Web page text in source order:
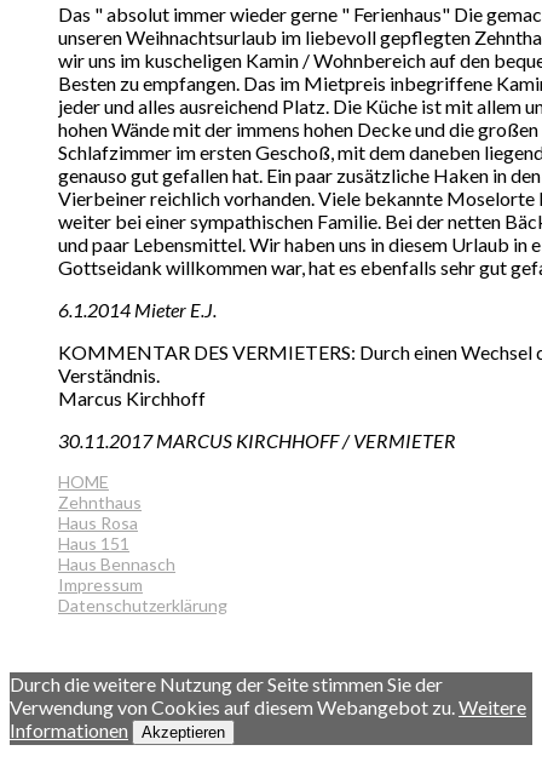
Das " absolut immer wieder gerne " Ferienhaus" Die
unseren Weihnachtsurlaub im liebevoll gepflegten
wir uns im kuscheligen Kamin / Wohnbereich auf den
Besten zu empfangen. Das im Mietpreis inbegriffene
jeder und alles ausreichend Platz. Die Küche ist mit
hohen Wände mit der immens hohen Decke und die
Schlafzimmer im ersten Geschoß, mit dem daneben
genauso gut gefallen hat. Ein paar zusätzliche Haken in
Vierbeiner reichlich vorhanden. Viele bekannte
weiter bei einer sympathischen Familie. Bei der netten
und paar Lebensmittel. Wir haben uns in diesem Urlaub
Gottseidank willkommen war, hat es ebenfalls sehr gut
6.1.2014 Mieter E.J.
KOMMENTAR DES VERMIETERS: Durch einen
Verständnis.
Marcus Kirchhoff
30.11.2017 MARCUS KIRCHHOFF / VERMIETER
HOME
Zehnthaus
Haus Rosa
Haus 151
Haus Bennasch
Impressum
Datenschutzerklärung
Durch die weitere Nutzung der Seite stimmen Sie der
Verwendung von Cookies auf diesem Webangebot zu.Weitere
Informationen
Akzeptieren